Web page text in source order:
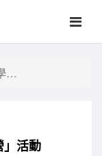
」活動